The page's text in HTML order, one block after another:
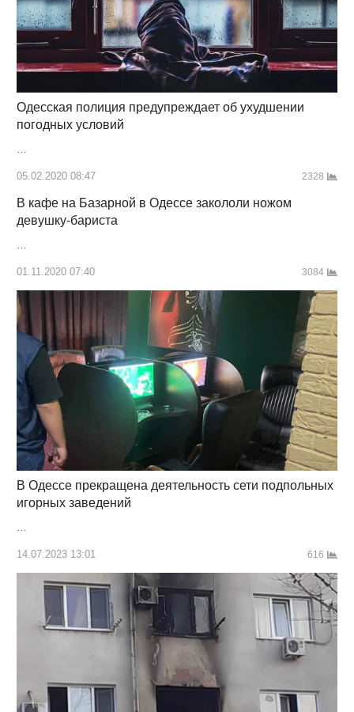
Одесская полиция предупреждает об ухудшении
погодных условий
05.02.2020 08:47 2328
В кафе на Базарной в Одессе закололи ножом
девушку-бариста
01.11.2020 07:40 3084
В Одессе прекращена деятельность сети подпольных
игорных заведений
14.07.2023 13:01 616